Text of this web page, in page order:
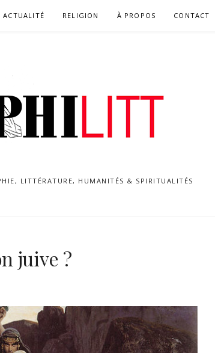
ACTUALITÉ RELIGION À PROPOS CONTACT
LITTÉRATURE, HUMANITÉS & SPIRITUALITÉS
juive ?